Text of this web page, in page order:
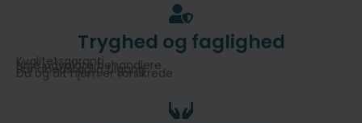
Tryghed og faglighed
Kvalitetsgaranti
Nøje udvalgte behandlere
Sundhedsfaglig tilgang
Du og dit hjem er forsikrede